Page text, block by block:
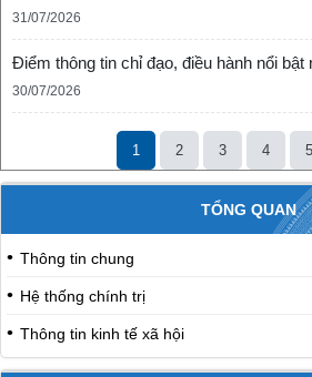
31/07/2026
Điểm thông tin chỉ đạo, điều hành nổi bật
30/07/2026
1 2 3 4 5
TỔNG QUAN
Thông tin chung
Hệ thống chính trị
Thông tin kinh tế xã hội